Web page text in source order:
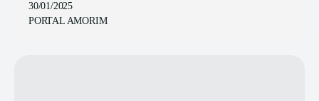
30/01/2025
PORTAL AMORIM